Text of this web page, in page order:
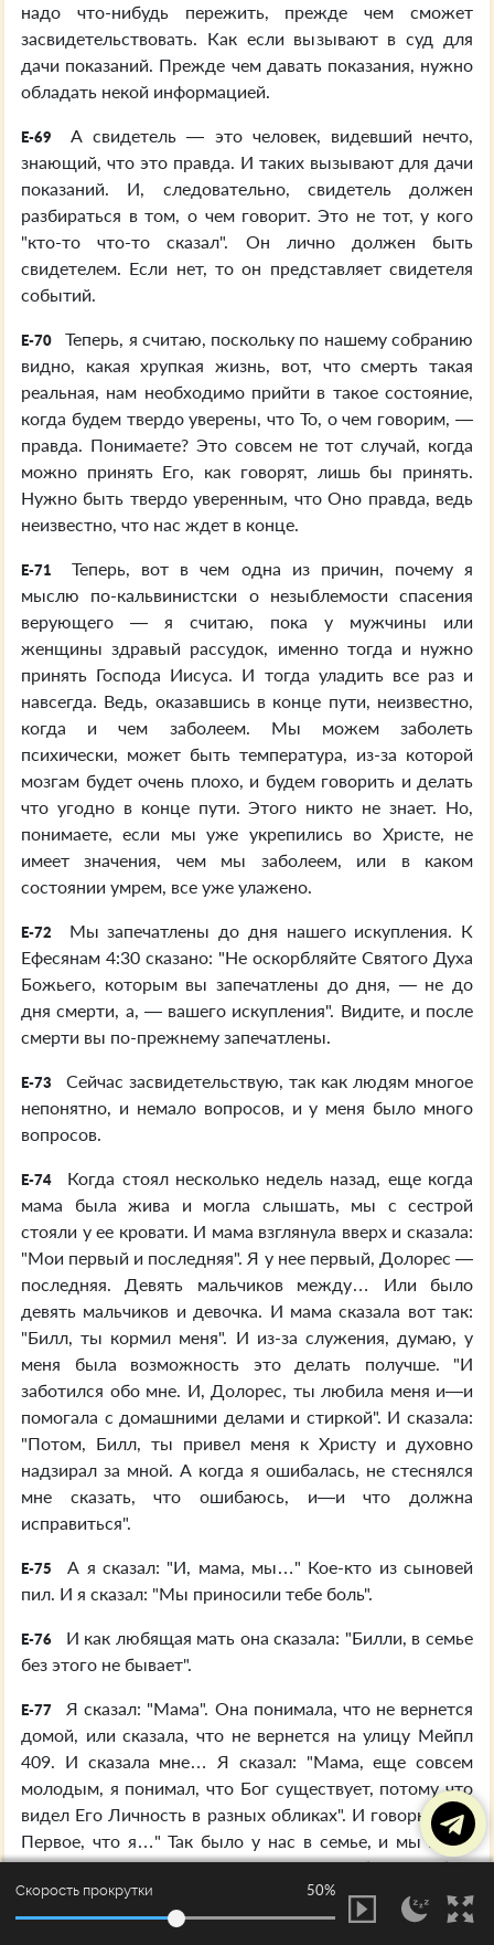
надо что-нибудь пережить, прежде чем сможет
засвидетельствовать. Как если вызывают в суд для
дачи показаний. Прежде чем давать показания, нужно
обладать некой информацией.
E-69
А свидетель — это человек, видевший нечто,
знающий, что это правда. И таких вызывают для дачи
показаний. И, следовательно, свидетель должен
разбираться в том, о чем говорит. Это не тот, у кого
"кто-то что-то сказал". Он лично должен быть
свидетелем. Если нет, то он представляет свидетеля
событий.
E-70
Теперь, я считаю, поскольку по нашему собранию
видно, какая хрупкая жизнь, вот, что смерть такая
реальная, нам необходимо прийти в такое состояние,
когда будем твердо уверены, что То, о чем говорим, —
правда. Понимаете? Это совсем не тот случай, когда
можно принять Его, как говорят, лишь бы принять.
Нужно быть твердо уверенным, что Оно правда, ведь
неизвестно, что нас ждет в конце.
E-71
Теперь, вот в чем одна из причин, почему я
мыслю по-кальвинистски о незыблемости спасения
верующего — я считаю, пока у мужчины или
женщины здравый рассудок, именно тогда и нужно
принять Господа Иисуса. И тогда уладить все раз и
навсегда. Ведь, оказавшись в конце пути, неизвестно,
когда и чем заболеем. Мы можем заболеть
психически, может быть температура, из-за которой
мозгам будет очень плохо, и будем говорить и делать
что угодно в конце пути. Этого никто не знает. Но,
понимаете, если мы уже укрепились во Христе, не
имеет значения, чем мы заболеем, или в каком
состоянии умрем, все уже улажено.
E-72
Мы запечатлены до дня нашего искупления. К
Ефесянам 4:30 сказано: "Не оскорбляйте Святого Духа
Божьего, которым вы запечатлены до дня, — не до
дня смерти, а, — вашего искупления". Видите, и после
смерти вы по-прежнему запечатлены.
E-73
Сейчас засвидетельствую, так как людям многое
непонятно, и немало вопросов, и у меня было много
вопросов.
E-74
Когда стоял несколько недель назад, еще когда
мама была жива и могла слышать, мы с сестрой
стояли у ее кровати. И мама взглянула вверх и сказала:
"Мои первый и последняя". Я у нее первый, Долорес —
последняя. Девять мальчиков между… Или было
девять мальчиков и девочка. И мама сказала вот так:
"Билл, ты кормил меня". И из-за служения, думаю, у
меня была возможность это делать получше. "И
заботился обо мне. И, Долорес, ты любила меня и—и
помогала с домашними делами и стиркой". И сказала:
"Потом, Билл, ты привел меня к Христу и духовно
надзирал за мной. А когда я ошибалась, не стеснялся
мне сказать, что ошибаюсь, и—и что должна
исправиться".
E-75
А я сказал: "И, мама, мы…" Кое-кто из сыновей
пил. И я сказал: "Мы приносили тебе боль".
E-76
И как любящая мать она сказала: "Билли, в семье
без этого не бывает".
E-77
Я сказал: "Мама". Она понимала, что не вернется
домой, или сказала, что не вернется на улицу Мейпл
409. И сказала мне… Я сказал: "Мама, еще совсем
молодым, я понимал, что Бог существует, потому что
видел Его Личность в разных обликах". И говорю: "Я...
Первое, что я…" Так было у нас в семье, и мы жили
возле мистера Уотена на Утика-Пайк, и были вообще
не церковными. Они были католиками.
Скорость прокрутки 50%